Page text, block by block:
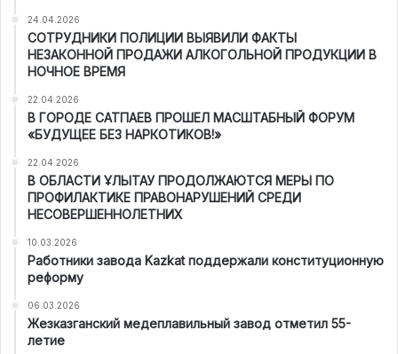
24.04.2026
СОТРУДНИКИ ПОЛИЦИИ ВЫЯВИЛИ ФАКТЫ
НЕЗАКОННОЙ ПРОДАЖИ АЛКОГОЛЬНОЙ ПРОДУКЦИИ В
НОЧНОЕ ВРЕМЯ
22.04.2026
В ГОРОДЕ САТПАЕВ ПРОШЕЛ МАСШТАБНЫЙ ФОРУМ
«БУДУЩЕЕ БЕЗ НАРКОТИКОВ!»
22.04.2026
В ОБЛАСТИ ҰЛЫТАУ ПРОДОЛЖАЮТСЯ МЕРЫ ПО
ПРОФИЛАКТИКЕ ПРАВОНАРУШЕНИЙ СРЕДИ
НЕСОВЕРШЕННОЛЕТНИХ
10.03.2026
Работники завода Kazkat поддержали конституционную
реформу
06.03.2026
Жезказганский медеплавильный завод отметил 55-
летие